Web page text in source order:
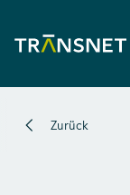
Zurück